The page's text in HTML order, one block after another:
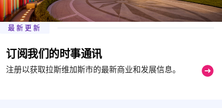
最新更新
订阅我们的时事通讯
注册以获取拉斯维加斯市的最新商业和发展信息。